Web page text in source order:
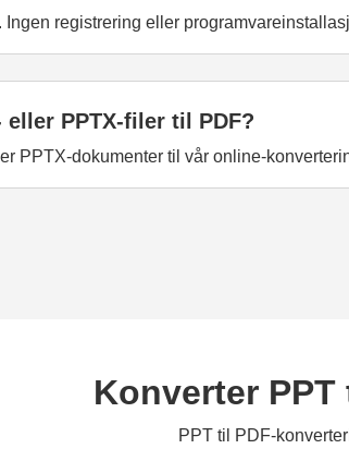
registrering eller
eller PPTX-filer til PDF?
PPTX-dokumenter til vår online-
Konverter PPT
PPT til PDF-